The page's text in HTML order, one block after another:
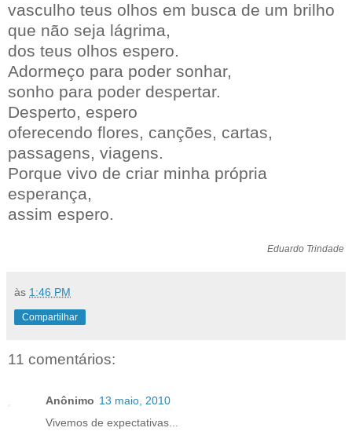
vasculho teus olhos em busca de um brilho
que não seja lágrima,
dos teus olhos espero.
Adormeço para poder sonhar,
sonho para poder despertar.
Desperto, espero
oferecendo flores, canções, cartas,
passagens, viagens.
Porque vivo de criar minha própria
esperança,
assim espero.
Eduardo Trindade
às 1:46 PM
Compartilhar
11 comentários:
Anônimo 13 maio, 2010
Vivemos de expectativas...